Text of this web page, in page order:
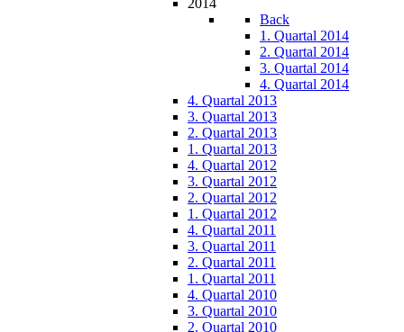
2014
Back
1. Quartal 2014
2. Quartal 2014
3. Quartal 2014
4. Quartal 2014
4. Quartal 2013
3. Quartal 2013
2. Quartal 2013
1. Quartal 2013
4. Quartal 2012
3. Quartal 2012
2. Quartal 2012
1. Quartal 2012
4. Quartal 2011
3. Quartal 2011
2. Quartal 2011
1. Quartal 2011
4. Quartal 2010
3. Quartal 2010
2. Quartal 2010